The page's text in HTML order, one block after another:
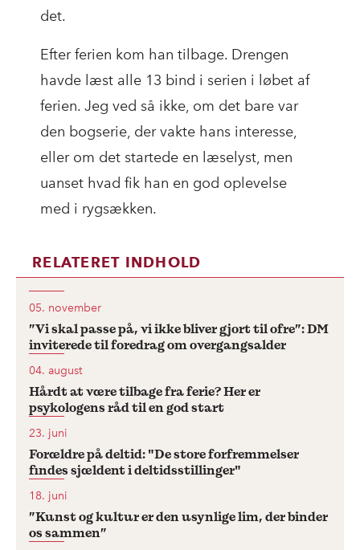
det.
Efter ferien kom han tilbage. Drengen
havde læst alle 13 bind i serien i løbet af
ferien. Jeg ved så ikke, om det bare var
den bogserie, der vakte hans interesse,
eller om det startede en læselyst, men
uanset hvad fik han en god oplevelse
med i rygsækken.
RELATERET INDHOLD
05. november
”Vi skal passe på, vi ikke bliver gjort til ofre”: DM
inviterede til foredrag om overgangsalder
04. august
Hårdt at være tilbage fra ferie? Her er
psykologens råd til en god start
23. juni
Forældre på deltid: "De store forfremmelser
findes sjældent i deltidsstillinger"
18. juni
”Kunst og kultur er den usynlige lim, der binder
os sammen”